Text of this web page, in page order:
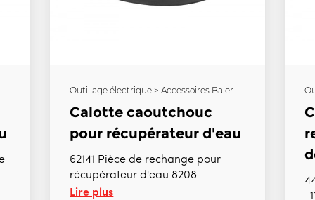
Outillage électrique > Accessoires Baier
Calotte caoutchouc
pour récupérateur d'eau
62141 Pièce de rechange pour
récupérateur d'eau 8208
Lire plus